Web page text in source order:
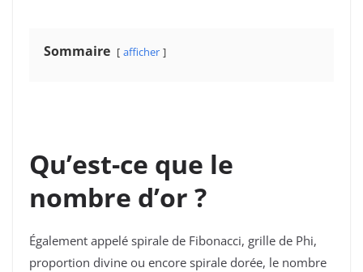
Sommaire afficher
Qu’est-ce que le
nombre d’or ?
Également appelé spirale de Fibonacci, grille de Phi,
proportion divine ou encore spirale dorée, le nombre